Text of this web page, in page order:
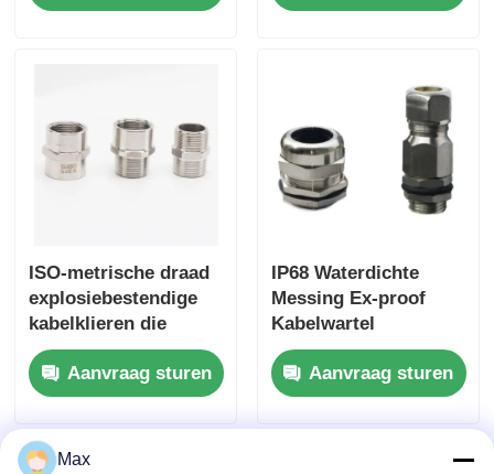
gebieden
Leiding 180cm
ISO-metrische draad
explosiebestendige
kabelklieren die
intrinsiek veilig zijn
met rubberen
afdichting
Aanvraag sturen
IP68 Waterdichte
Messing Ex-proof
Kabelwartel
Vernikkeld Metaal
Vlamdicht
Aanvraag sturen
Max